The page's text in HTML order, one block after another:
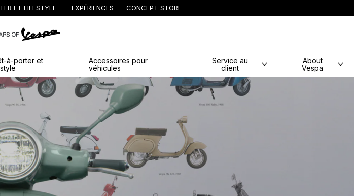
ET LIFESTYLE EXPÉRIENCES CONCEPT STORE
à-porter et
Accessoires pour
véhicules
Service au
client
About
Vespa